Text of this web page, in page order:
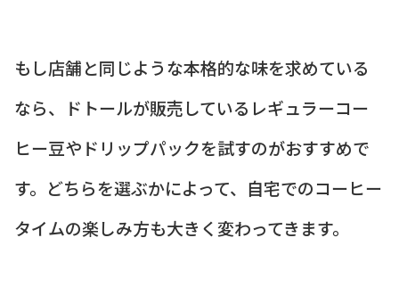
もし店舗と同じような本格的な味を求めている
なら、ドトールが販売しているレギュラーコー
ヒー豆やドリップパックを試すのがおすすめで
す。どちらを選ぶかによって、自宅でのコーヒー
タイムの楽しみ方も大きく変わってきます。